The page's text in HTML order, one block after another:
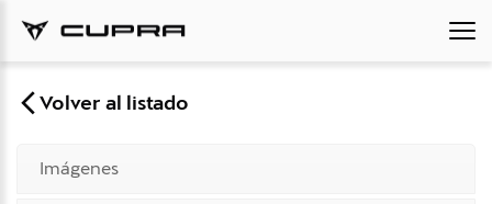
Volver al listado
Imágenes